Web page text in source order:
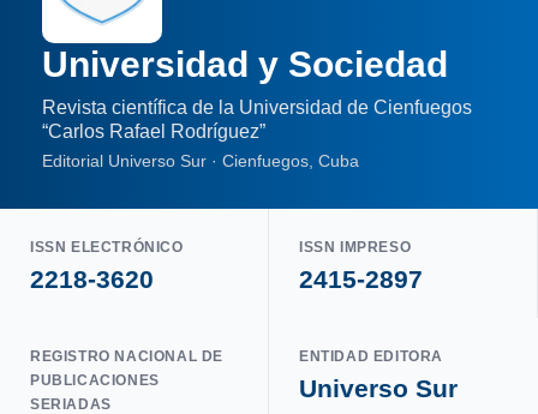
Universidad y Sociedad
Revista científica de la Universidad de Cienfuegos
“Carlos Rafael Rodríguez”
Editorial Universo Sur · Cienfuegos, Cuba
ISSN ELECTRÓNICO
2218-3620
ISSN IMPRESO
2415-2897
REGISTRO NACIONAL DE
PUBLICACIONES
SERIADAS
ENTIDAD EDITORA
Universo Sur